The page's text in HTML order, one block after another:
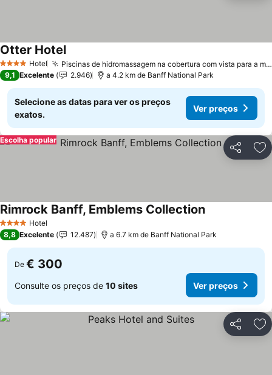
4 EstrelasHotel Piscinas de hidromassagem na cobertura com vista para a montanha
Otter Hotel
9,1 Excelente 2.946 a 4.2 km de Banff National Park
Selecione as datas para ver os preços
exatos.
Ver preços
Partilhar
Escolha popular
4 EstrelasHotel
Rimrock Banff, Emblems Collection
8,8 Excelente 12.487 a 6.7 km de Banff National Park
De € 300
Consulte os preços de 10 sites Ver preços
Partilhar